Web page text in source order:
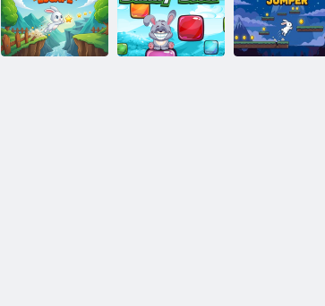
Posuvný zajíček Šťastný králíček Cukrový průlom